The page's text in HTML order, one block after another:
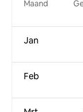
Maand
Jan
Feb